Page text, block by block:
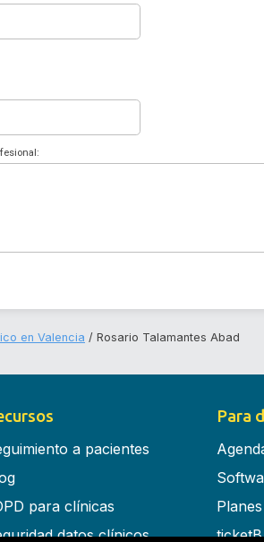
en Valencia Rosario Talamantes Abad
a pacientes
para clínicas
datos clínicos
Para